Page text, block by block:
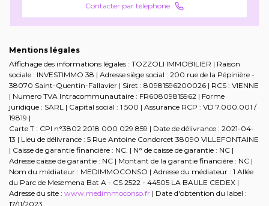
Contacter par téléphone
Mentions légales
Affichage des informations légales : TOZZOLI IMMOBILIER | Raison
sociale : INVESTIMMO 38 | Adresse siège social : 200 rue de la Pépinière -
38070 Saint-Quentin-Fallavier | Siret : 80981596200026 | RCS : VIENNE
| Numero TVA Intracommunautaire : FR60809815962 | Forme
juridique : SARL | Capital social : 1 500 | Assurance RCP : VD 7.000.001 /
19819 |
Carte T : CPI n°3802 2018 000 029 859 | Date de délivrance : 2021-04-
13 | Lieu de délivrance : 5 Rue Antoine Condorcet 38090 VILLEFONTAINE
| Caisse de garantie financière : NC. | N° de caisse de garantie : NC |
Adresse caisse de garantie : NC | Montant de la garantie financière : NC |
Nom du médiateur : MEDIMMOCONSO | Adresse du médiateur : 1 Allée
du Parc de Mesemena Bat A - CS 2522 - 44505 LA BAULE CEDEX |
Adresse du site : www.medimmoconso.fr | Date d'obtention du label :
17/11/2023